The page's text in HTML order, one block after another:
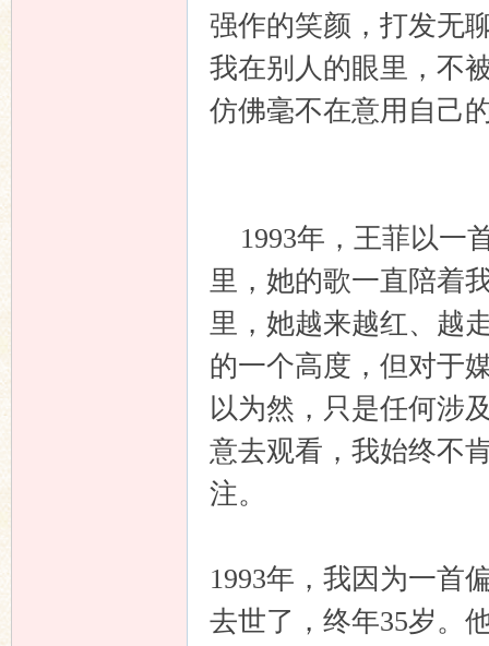
强作的笑颜，打发无
我在别人的眼里，不
仿佛毫不在意用自己
1993年，王菲以一
里，她的歌一直陪着
里，她越来越红、越
的一个高度，但对于
以为然，只是任何涉
意去观看，我始终不
注。
1993年，我因为一首
去世了，终年35岁。